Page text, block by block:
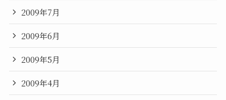
2009年7月
2009年6月
2009年5月
2009年4月